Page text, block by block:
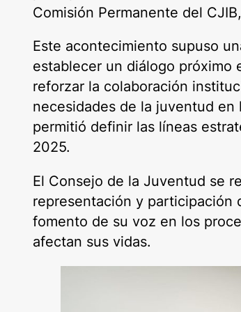
Comisión Permanente del
Este acontecimiento supuso
establecer un diálogo próximo
reforzar la colaboración
necesidades de la juventud en
permitió definir las líneas
2025.
El Consejo de la Juventud se
representación y participación
fomento de su voz en los
afectan sus vidas.